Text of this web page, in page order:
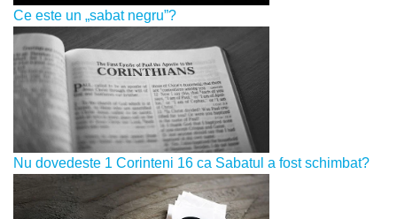
Ce este un „sabat negru”?
Nu dovedeste 1 Corinteni 16 ca Sabatul a fost schimbat?